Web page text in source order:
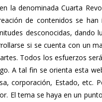
la denominada Cuarta
de contenidos se
desconocidas,
si se cuenta con un
Todos los esfuerzos
A tal fin se orienta esta
corporación, Estado,
El tema se haya en un